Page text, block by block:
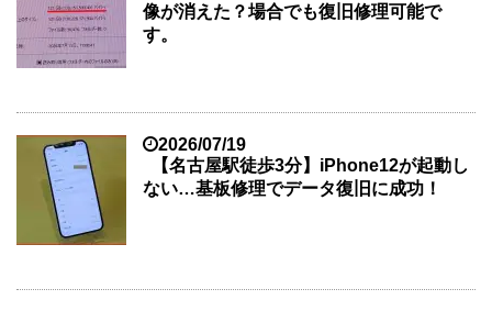
像が消えた？場合でも復旧修理可能で
す。
2026/07/19
【名古屋駅徒歩3分】iPhone12が起動し
ない…基板修理でデータ復旧に成功！